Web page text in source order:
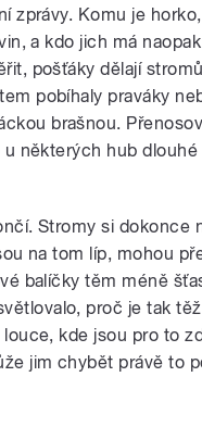
zprávy. Komu je
a kdo jich má
pošťáky dělají
pobíhaly praváky
brašnou.
některých hub dlouhé
Stromy si dokonce
na tom líp, mohou
balíčky těm méně
proč je tak
kde jsou pro to
jim chybět právě to